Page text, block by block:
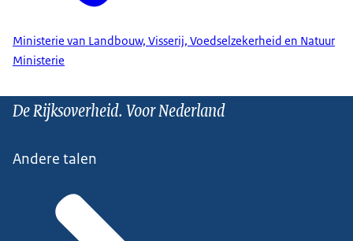
Ministerie van Landbouw, Visserij, Voedselzekerheid en Natuur
Ministerie
De Rijksoverheid. Voor Nederland
Andere talen